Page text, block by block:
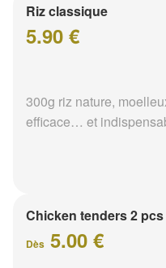
Riz classique
5.90 €
300g riz nature,
efficace… et
Chicken tenders 2 pcs
Dès 5.00 €